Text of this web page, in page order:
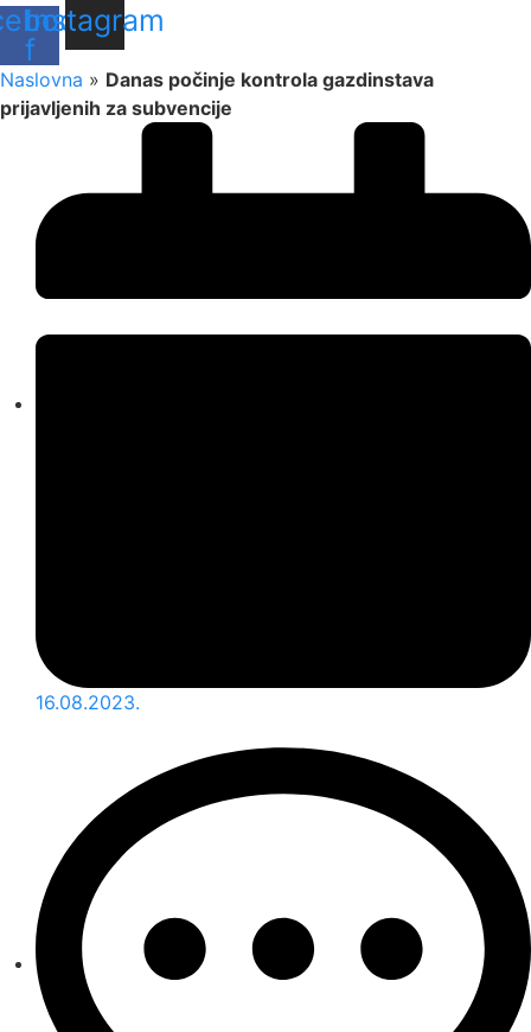
f
Instagram
Naslovna » Danas počinje kontrola gazdinstava
prijavljenih za subvencije
16.08.2023.